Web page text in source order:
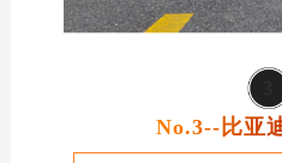
No.3--比亚